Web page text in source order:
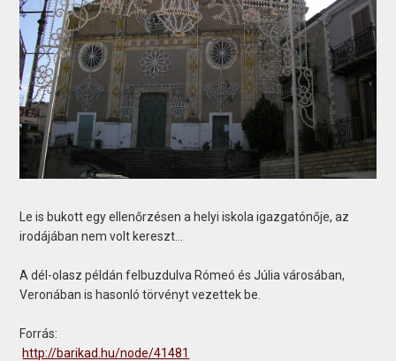
Le is bukott egy ellenőrzésen a helyi iskola igazgatónője, az
irodájában nem volt kereszt...
A dél-olasz példán felbuzdulva Rómeó és Júlia városában,
Veronában is hasonló törvényt vezettek be.
Forrás:
http://barikad.hu/node/41481